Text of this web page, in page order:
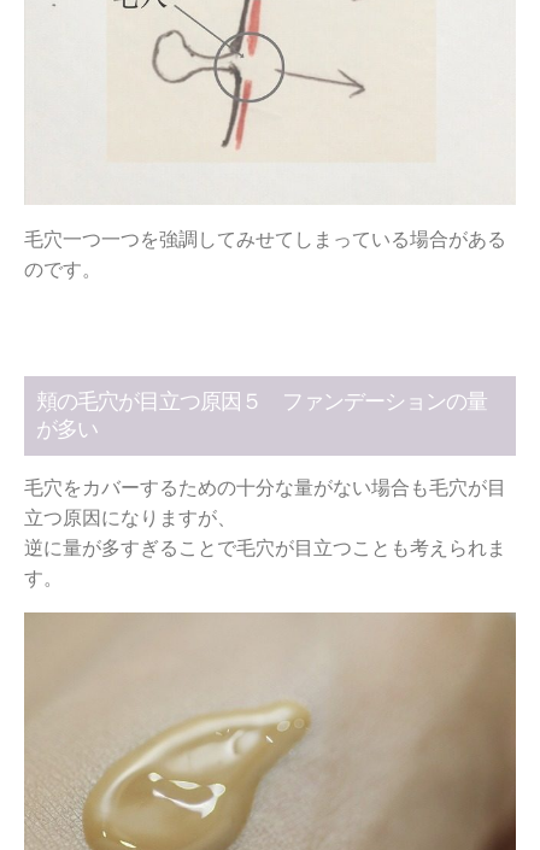
毛穴一つ一つを強調してみせてしまっている場合がある
のです。
頬の毛穴が目立つ原因５ ファンデーションの量
が多い
毛穴をカバーするための十分な量がない場合も毛穴が目
立つ原因になりますが、
逆に量が多すぎることで毛穴が目立つことも考えられま
す。